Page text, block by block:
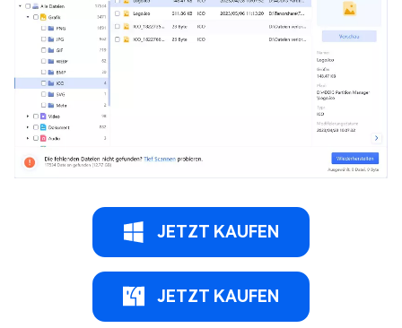
JETZT KAUFEN
JETZT KAUFEN